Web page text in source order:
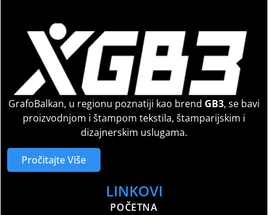
GrafoBalkan, u regionu poznatiji kao brend GB3, se bavi
proizvodnjom i štampom tekstila, štamparijskim i
dizajnerskim uslugama.
Pročitajte Više
LINKOVI
POČETNA